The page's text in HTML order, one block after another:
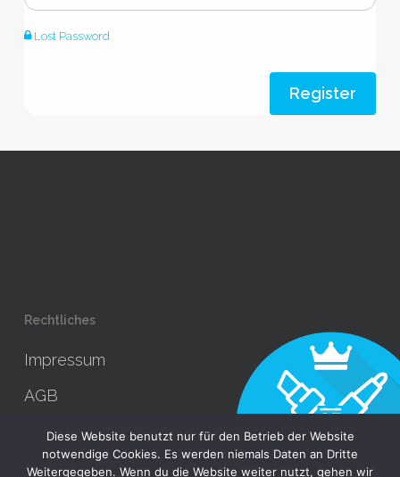
Lost Password
Register
Rechtliches
Impressum
AGB
Datenschutz
Diese Website benutzt nur für den Betrieb der Website
notwendige Cookies. Es werden niemals Daten an Dritte
Weitergegeben. Wenn du die Website weiter nutzt, gehen wir